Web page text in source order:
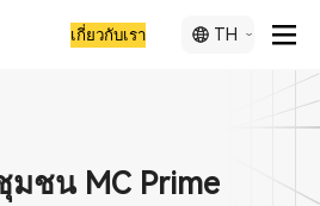
เกี่ยวกับเรา TH
มชน MC Prime